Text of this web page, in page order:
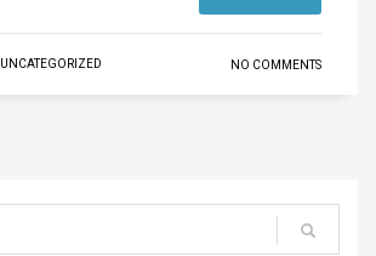
UNCATEGORIZED NO COMMENTS